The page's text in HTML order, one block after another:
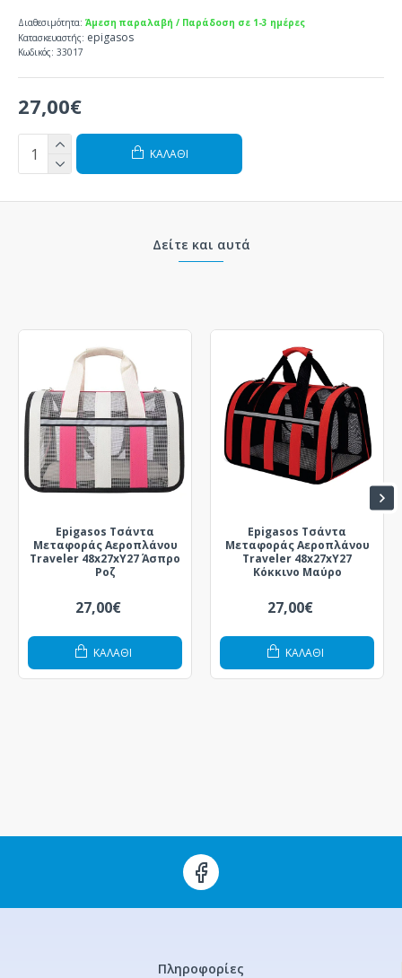
27,00€
Διαθεσιμότητα: Άμεση παραλαβή / Παράδοση σε 1-3 ημέρες
Κατασκευαστής: epigasos
Κωδικός: 33017
ΚΑΛΆΘΙ
Δείτε και αυτά
Epigasos Τσάντα
Μεταφοράς Αεροπλάνου
Traveler 48x27xΥ27 Άσπρο
Ροζ
27,00€
ΚΑΛΆΘΙ
Epigasos Τσάντα
Μεταφοράς Αεροπλάνου
Traveler 48x27xΥ27
Κόκκινο Μαύρο
27,00€
ΚΑΛΆΘΙ
Πληροφορίες